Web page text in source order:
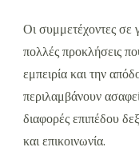
Οι συμμετέχοντες σε
πολλές προκλήσεις
εμπειρία και την
περιλαμβάνουν
διαφορές επιπέδου
και επικοινωνία.